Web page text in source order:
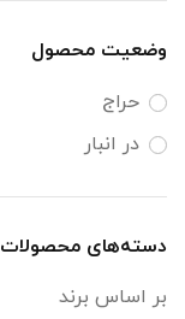
مشکی - بنفش
مشکی - پرتقالی
مشکی - قرمز
مشکی-زرد
مشکی-نارنجی
نارنجی
وضعیت محصول
حراج
در انبار
دسته‌های محصولات
بر اساس برند